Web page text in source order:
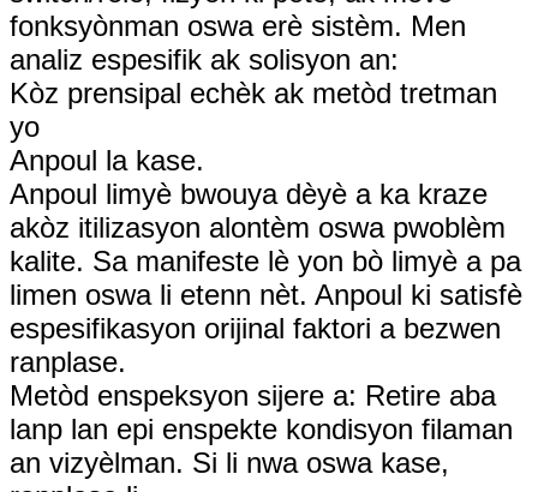
fonksyònman oswa erè sistèm. Men
analiz espesifik ak solisyon an:
Kòz prensipal echèk ak metòd tretman
yo
Anpoul la kase.
Anpoul limyè bwouya dèyè a ka kraze
akòz itilizasyon alontèm oswa pwoblèm
kalite. Sa manifeste lè yon bò limyè a pa
limen oswa li etenn nèt. Anpoul ki satisfè
espesifikasyon orijinal faktori a bezwen
ranplase.
Metòd enspeksyon sijere a: Retire aba
lanp lan epi enspekte kondisyon filaman
an vizyèlman. Si li nwa oswa kase,